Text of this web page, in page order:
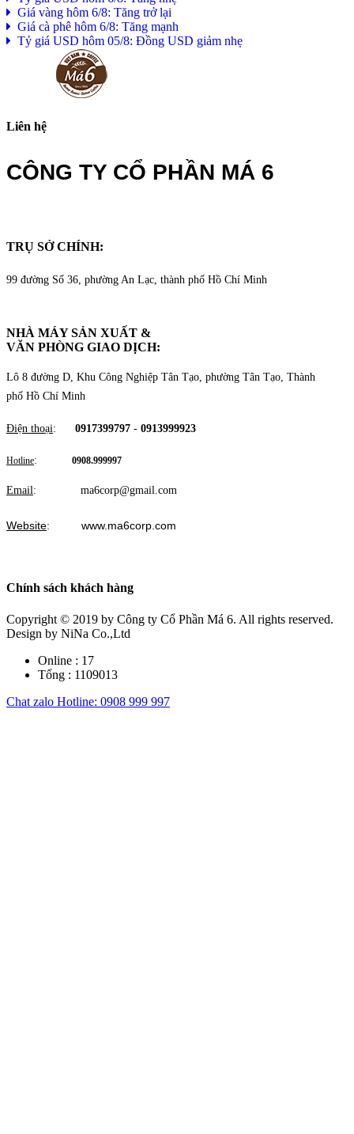
Giá vàng hôm 6/8: Tăng trở lại
Giá cà phê hôm 6/8: Tăng mạnh
Tỷ giá USD hôm 05/8: Đồng USD giảm nhẹ
Liên hệ
CÔNG TY CỔ PHẦN MÁ 6
TRỤ SỞ CHÍNH:
99 đường Số 36, phường An Lạc, thành phố Hồ Chí Minh
NHÀ MÁY SẢN XUẤT &
VĂN PHÒNG GIAO DỊCH:
Lô 8 đường D, Khu Công Nghiệp Tân Tạo, phường Tân Tạo, Thành
phố Hồ Chí Minh
Điện thoại: 0917399797 - 0913999923
Hotline: 0908.999997
Email: ma6corp@gmail.com
Website: www.ma6corp.com
Chính sách khách hàng
Copyright © 2019 by Công ty Cổ Phần Má 6. All rights reserved.
Design by NiNa Co.,Ltd
Online : 17
Tổng : 1109013
Chat zalo Hotline: 0908 999 997